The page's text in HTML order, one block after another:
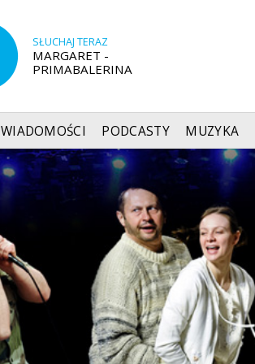
SŁUCHAJ TERAZ
MARGARET -
PRIMABALERINA
WIADOMOŚCI PODCASTY MUZYKA